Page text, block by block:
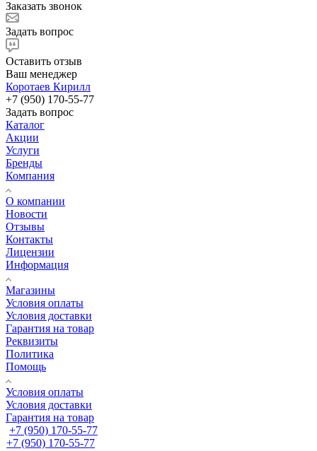
Заказать звонок
Задать вопрос
Оставить отзыв
Ваш менеджер
Коротаев Кирилл
+7 (950) 170-55-77
Задать вопрос
Каталог
Акции
Услуги
Бренды
Компания
О компании
Новости
Отзывы
Контакты
Лицензии
Информация
Магазины
Условия оплаты
Условия доставки
Гарантия на товар
Реквизиты
Политика
Помощь
Условия оплаты
Условия доставки
Гарантия на товар
+7 (950) 170-55-77
+7 (950) 170-55-77